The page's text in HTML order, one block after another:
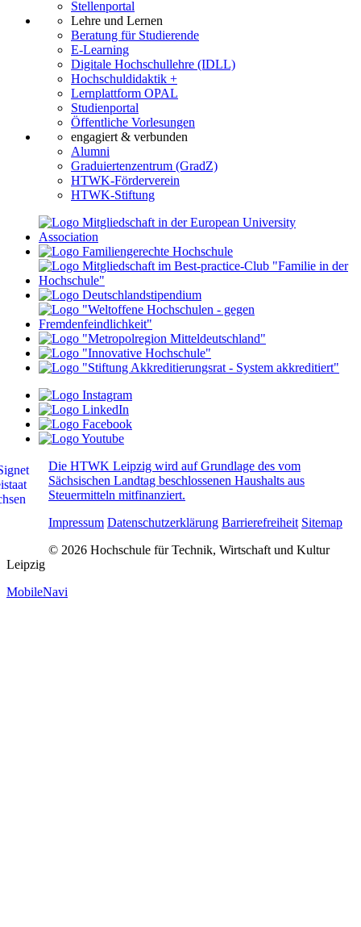
Stellenportal
Lehre und Lernen
Beratung für Studierende
E-Learning
Digitale Hochschullehre (IDLL)
Hochschuldidaktik +
Lernplattform OPAL
Studienportal
Öffentliche Vorlesungen
engagiert & verbunden
Alumni
Graduiertenzentrum (GradZ)
HTWK-Förderverein
HTWK-Stiftung
Die HTWK Leipzig wird auf Grundlage des vom
Sächsischen Landtag beschlossenen Haushalts aus
Steuermitteln mitfinanziert.
Impressum Datenschutzerklärung Barrierefreiheit Sitemap
© 2026 Hochschule für Technik, Wirtschaft und Kultur
Leipzig
MobileNavi